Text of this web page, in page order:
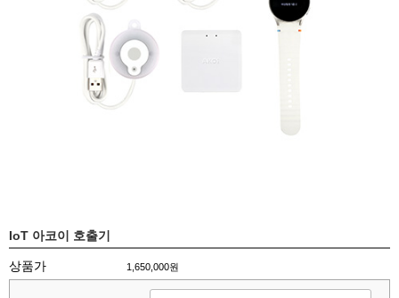
IoT 아코이 호출기
상품가 1,650,000원